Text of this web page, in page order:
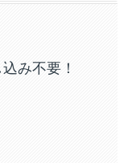
み不要！